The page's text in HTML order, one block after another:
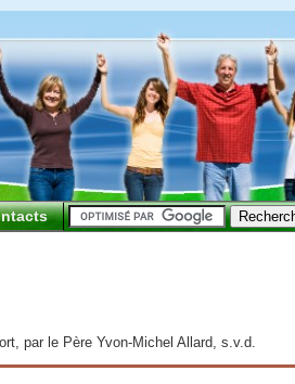
par le Père Yvon-Michel Allard, s.v.d.